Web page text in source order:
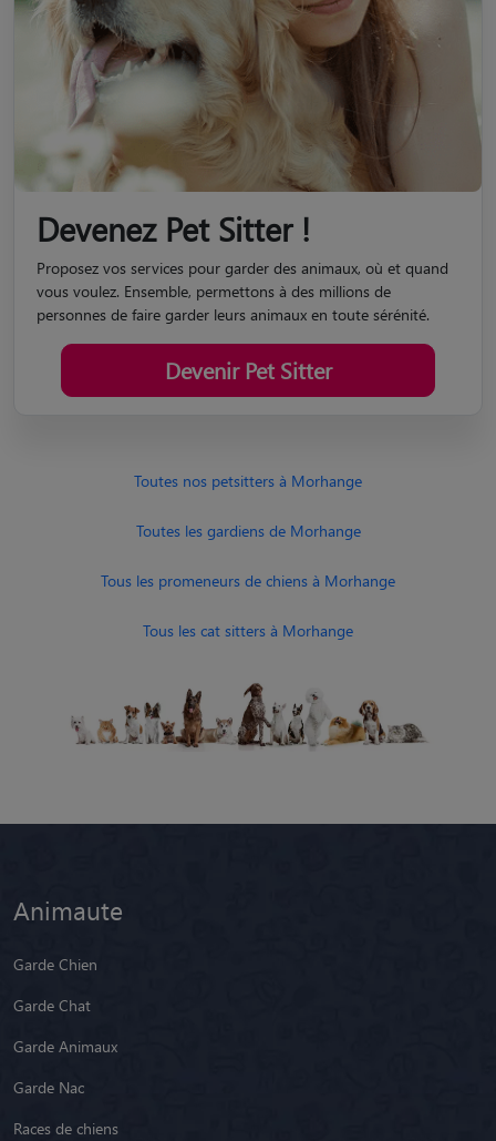
Devenez Pet Sitter !
Proposez vos services pour garder des animaux, où et quand
vous voulez. Ensemble, permettons à des millions de
personnes de faire garder leurs animaux en toute sérénité.
Devenir Pet Sitter
Toutes nos petsitters à Morhange
Toutes les gardiens de Morhange
Tous les promeneurs de chiens à Morhange
Tous les cat sitters à Morhange
Animaute
Garde Chien
Garde Chat
Garde Animaux
Garde Nac
Races de chiens